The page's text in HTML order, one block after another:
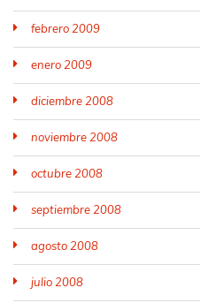
febrero 2009
enero 2009
diciembre 2008
noviembre 2008
octubre 2008
septiembre 2008
agosto 2008
julio 2008